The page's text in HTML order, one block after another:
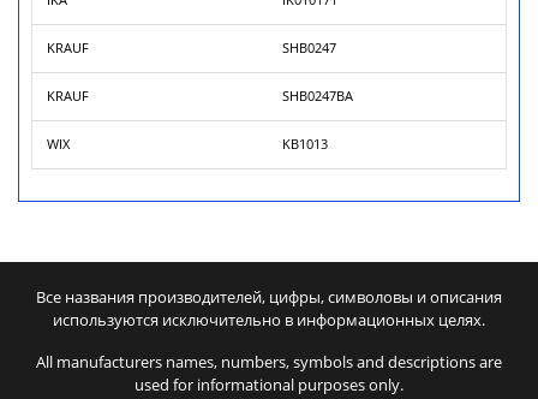
KRAUF SHB0247
KRAUF SHB0247BA
WIX KB1013
Все названия производителей, цифры, символовы и описания
используются исключительно в информационных целях.
All manufacturers names, numbers, symbols and descriptions are
used for informational purposes only.